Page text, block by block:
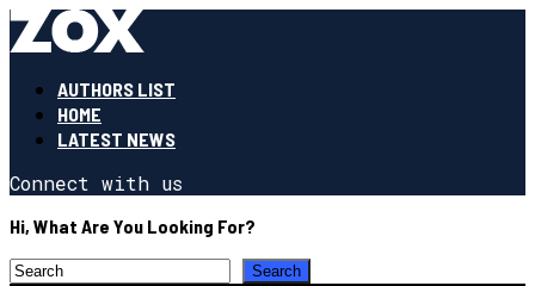
AUTHORS LIST
HOME
LATEST NEWS
Connect with us
Hi, What Are You Looking For?